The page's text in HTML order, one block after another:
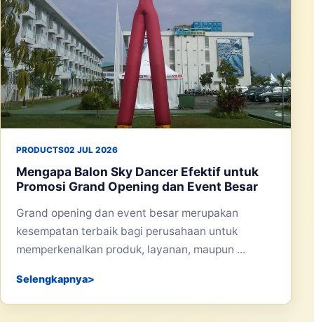
PRODUCTS02 JUL 2026
Mengapa Balon Sky Dancer Efektif untuk
Promosi Grand Opening dan Event Besar
Grand opening dan event besar merupakan
kesempatan terbaik bagi perusahaan untuk
memperkenalkan produk, layanan, maupun ...
Selengkapnya